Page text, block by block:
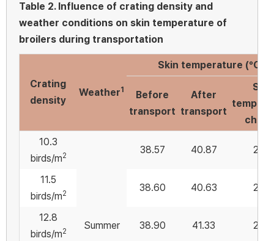
Table 2. Influence of crating density and
weather conditions on skin temperature of
broilers during transportation
Crating
density
Weather1
Skin temperature (°C)
Before
transport
After
transport
Skin
10.3
birds/m2
Summer
38.57 40.87 2.30
11.5
birds/m2 38.60 40.63 2.03
12.8
birds/m2 38.90 41.33 2.43